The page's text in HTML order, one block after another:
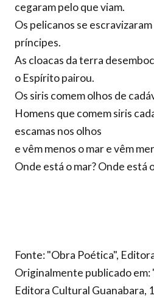
cegaram pelo que viam.
Os pelicanos se
príncipes.
As cloacas da terra
o Espírito pairou.
Os siris comem olhos de
Homens que comem siris
escamas nos olhos
e vêm menos o mar e vêm
Onde está o mar? Onde está
Fonte: "Obra Poética",
Originalmente publicado em:
Editora Cultural Guanabara,